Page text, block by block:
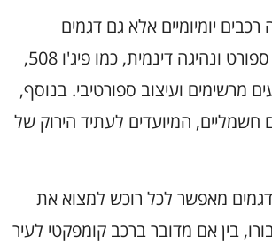
יומיומיים אלא גם דגמים
המיועדים לאוהבי ספורט ונהיגה דינמית, כמו פיג'ו 508,
מרשימים ועיצוב ספורטיבי. בנוסף,
חשמליים, המיועדים לעתיד הירוק של
מאפשר לכל רוכש למצוא את
בין אם מדובר ברכב קומפקטי לעיר